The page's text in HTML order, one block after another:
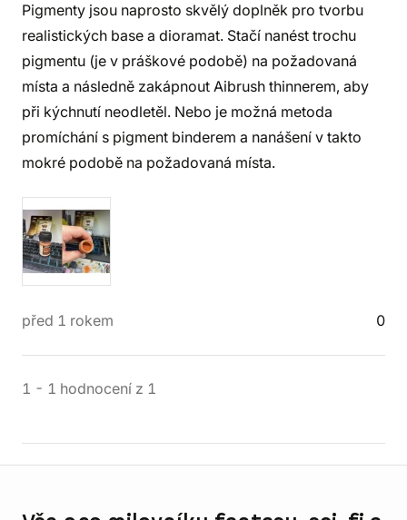
Pigmenty jsou naprosto skvělý doplněk pro tvorbu
realistických base a dioramat. Stačí nanést trochu
pigmentu (je v práškové podobě) na požadovaná
místa a následně zakápnout Aibrush thinnerem, aby
při kýchnutí neodletěl. Nebo je možná metoda
promíchání s pigment binderem a nanášení v takto
mokré podobě na požadovaná místa.
před 1 rokem 0
1 - 1 hodnocení z 1